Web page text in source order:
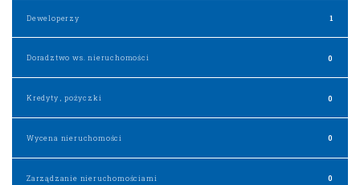
Deweloperzy 1
Doradztwo ws. nieruchomości 0
Kredyty , pożyczki 0
Wycena nieruchomości 0
Zarządzanie nieruchomościami 0